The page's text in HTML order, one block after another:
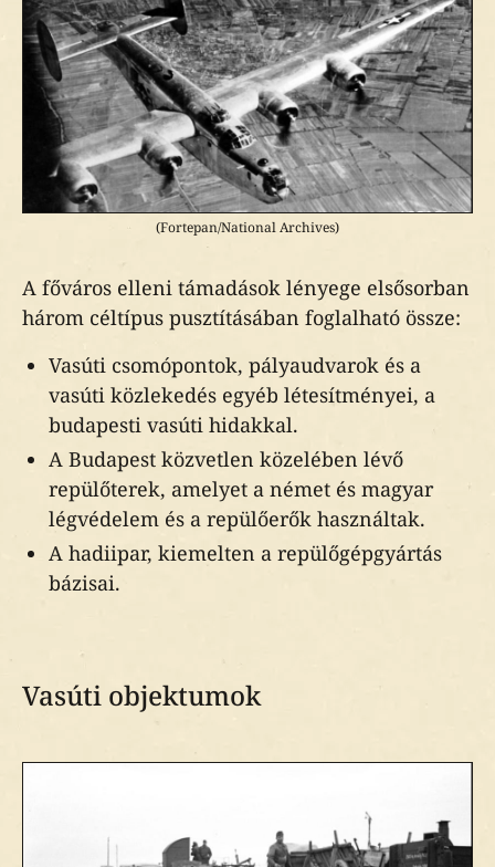
Június 30.
Július 2.
Július 14.
Július 27.
Július 30.
Szeptember 5.
Szeptember 17.
Szeptember 18.
közepén
Légvédelmi riadó alatti magatartás
Mentés a romok alól
Óvóhelyek építése, típusai
Romeltakarítás
JU-88
Dornier Do-217
A repeszbombák
A gyújtóbombák
A világító- célmegjelölő bombák
bombázások menete
A felderítési adatok szerint
kiemelten rombolandó hadiipari
célok
(Fortepan/National Archives)
A főváros elleni támadások lényege elsősorban
három céltípus pusztításában foglalható össze:
Vasúti csomópontok, pályaudvarok és a
vasúti közlekedés egyéb létesítményei, a
budapesti vasúti hidakkal.
A Budapest közvetlen közelében lévő
repülőterek, amelyet a német és magyar
légvédelem és a repülőerők használtak.
A hadiipar, kiemelten a repülőgépgyártás
bázisai.
Vasúti objektumok